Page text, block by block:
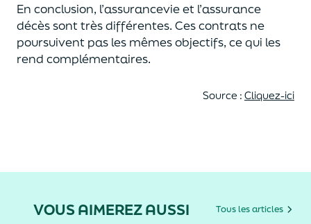
En conclusion, l’assurancevie et l’assurance
décès sont très différentes. Ces contrats ne
poursuivent pas les mêmes objectifs, ce qui les
rend complémentaires.
Source : Cliquez-ici
VOUS AIMEREZ AUSSI Tous les articles